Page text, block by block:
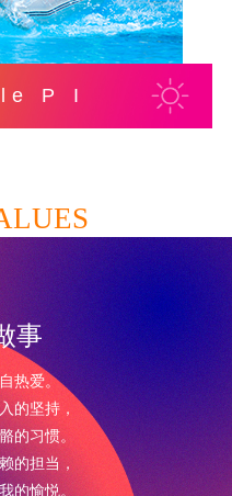
P I
事
热爱。
的坚持，
的习惯。
的担当，
的愉悦。